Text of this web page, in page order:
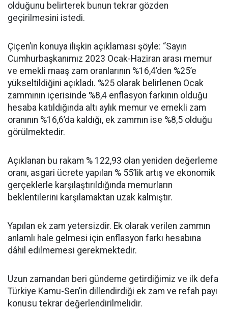
olduğunu belirterek bunun tekrar gözden
geçirilmesini istedi.
Çiçen’in konuya ilişkin açıklaması şöyle: “Sayın
Cumhurbaşkanımız 2023 Ocak-Haziran arası memur
ve emekli maaş zam oranlarının %16,4’den %25’e
yükseltildiğini açıkladı. %25 olarak belirlenen Ocak
zammının içerisinde %8,4 enflasyon farkının olduğu
hesaba katıldığında altı aylık memur ve emekli zam
oranının %16,6’da kaldığı, ek zammın ise %8,5 olduğu
görülmektedir.
Açıklanan bu rakam % 122,93 olan yeniden değerleme
oranı, asgari ücrete yapılan % 55’lik artış ve ekonomik
gerçeklerle karşılaştırıldığında memurların
beklentilerini karşılamaktan uzak kalmıştır.
Yapılan ek zam yetersizdir. Ek olarak verilen zammın
anlamlı hale gelmesi için enflasyon farkı hesabına
dâhil edilmemesi gerekmektedir.
Uzun zamandan beri gündeme getirdiğimiz ve ilk defa
Türkiye Kamu-Sen’in dillendirdiği ek zam ve refah payı
konusu tekrar değerlendirilmelidir.